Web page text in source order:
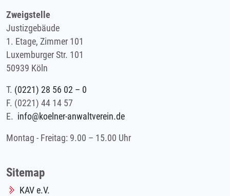
Zweigstelle
Justizgebäude
1. Etage, Zimmer 101
Luxemburger Str. 101
50939 Köln
T. (0221) 28 56 02 – 0
F. (0221) 44 14 57
E. info@koelner-anwaltverein.de
Montag - Freitag: 9.00 – 15.00 Uhr
Sitemap
KAV e.V.